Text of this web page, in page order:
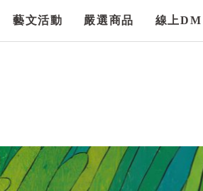
藝文活動 嚴選商品 線上DM